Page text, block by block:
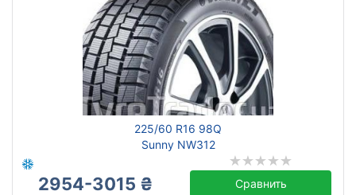
225/60 R16 98Q
Sunny NW312
2954-3015 ₴ Сравнить